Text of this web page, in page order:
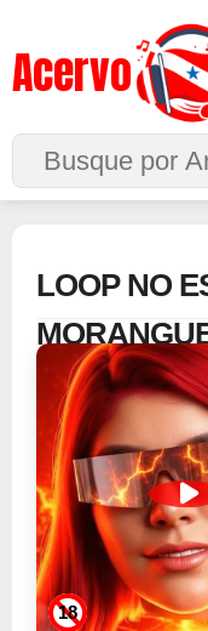
Acervo
Buscar no Site
LOOP NO
18